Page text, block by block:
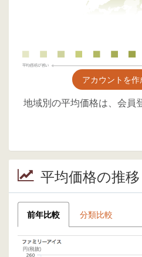
アカウントを作
地域別の平均価格は、会員
平均価格の推移
前年比較 分類比較